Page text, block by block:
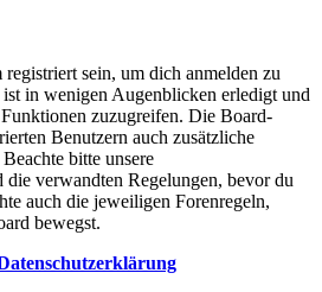
sein, um dich anmelden zu
in wenigen Augenblicken erledigt und
zuzugreifen. Die Board-
Benutzern auch zusätzliche
bitte unsere
verwandten Regelungen, bevor du
auch die jeweiligen Forenregeln,
bewegst.